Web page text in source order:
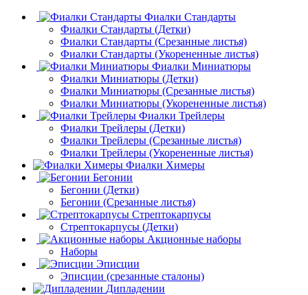
Фиалки Стандарты
Фиалки Стандарты (Детки)
Фиалки Стандарты (Срезанные листья)
Фиалки Стандарты (Укорененные листья)
Фиалки Миниатюры
Фиалки Миниатюры (Детки)
Фиалки Миниатюры (Срезанные листья)
Фиалки Миниатюры (Укорененные листья)
Фиалки Трейлеры
Фиалки Трейлеры (Детки)
Фиалки Трейлеры (Срезанные листья)
Фиалки Трейлеры (Укорененные листья)
Фиалки Химеры
Бегонии
Бегонии (Детки)
Бегонии (Срезанные листья)
Стрептокарпусы
Стрептокарпусы (Детки)
Акционные наборы
Наборы
Эписции
Эписции (срезанные сталоны)
Дипладении